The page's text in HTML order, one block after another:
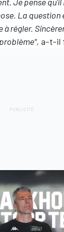
La question
régler.
a-t-il